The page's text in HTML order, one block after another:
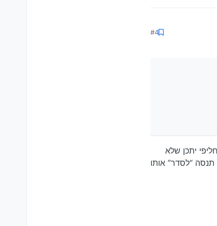
#4
יתכן שלא
תנסה “לסדר” אותו